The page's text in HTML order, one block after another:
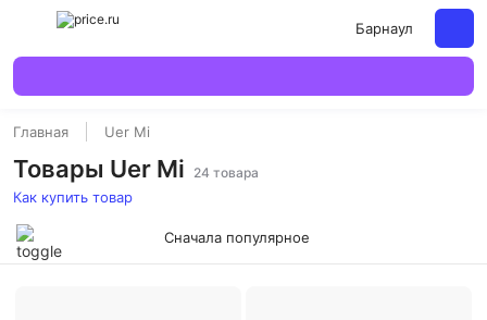
Барнаул
Главная Uer Mi
Товары Uer Mi 24 товара
Как купить товар
Сначала популярное